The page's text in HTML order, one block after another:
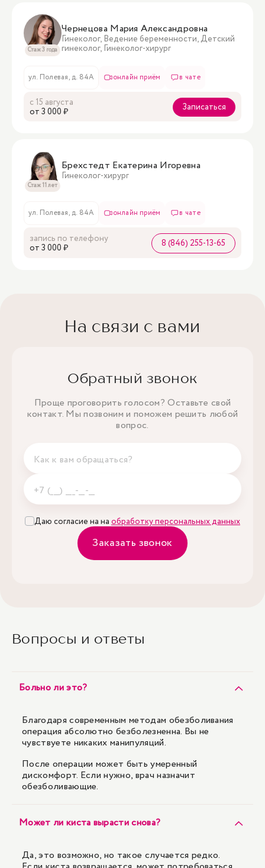
Стаж 3 года
Чернецова Мария Александровна
Гинеколог, Ведение беременности, Детский
гинеколог, Гинеколог-хирург
ул. Полевая, д. 84А онлайн приём в чате
с 15 августа
oт 3 000 ₽
Записаться
Стаж 11 лет
Брехстедт Екатерина Игоревна
Гинеколог-хирург
ул. Полевая, д. 84А онлайн приём в чате
запись по телефону
oт 3 000 ₽
8 (846) 255-13-65
На связи с вами
Обратный звонок
Проще проговорить голосом? Оставьте свой
контакт. Мы позвоним и поможем решить любой
вопрос.
Даю согласие на на обработку персональных данных
Заказать звонок
Вопросы и ответы
Больно ли это?
Благодаря современным методам обезболивания
операция абсолютно безболезненна. Вы не
чувствуете никаких манипуляций.
После операции может быть умеренный
дискомфорт. Если нужно, врач назначит
обезболивающие.
Может ли киста вырасти снова?
Да, это возможно, но такое случается редко.